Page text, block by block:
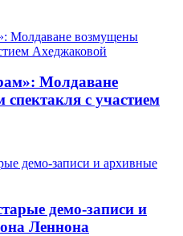
Молдаване
с участием
демо-записи и
Леннона